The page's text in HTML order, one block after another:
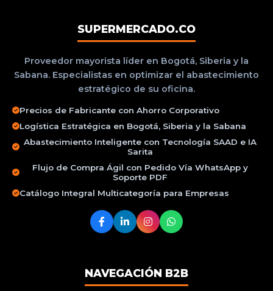
SUPERMERCADO.CO
Proveedor mayorista líder en Bogotá, Siberia y la
Sabana. Especialistas en optimizar el abastecimiento
estratégico de su oficina.
Precios de Fabricante con Ahorro Corporativo
Logística Estratégica en Bogotá, Siberia y la Sabana
Abastecimiento Inteligente con Tecnología SAAD e IA
Sarita
Flujo de Compra Ágil con Pedido Vía WhatsApp y
Soporte PDF
Catálogo Integral Multicategoría para Empresas
NAVEGACIÓN B2B